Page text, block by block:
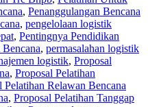
, Penanggulangan Bencana
, pengelolaan logistik
, Pentingnya Pendidikan
, permasalahan logistik
logistik, Proposal
, Proposal Pelatihan
Pelatihan Relawan Bencana
, Proposal Pelatihan Tanggap